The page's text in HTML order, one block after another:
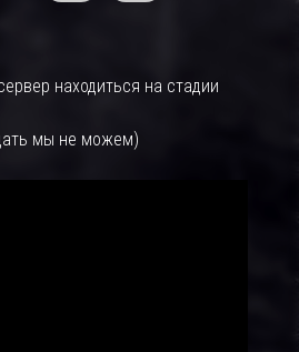
находиться на стадии
мы не можем)